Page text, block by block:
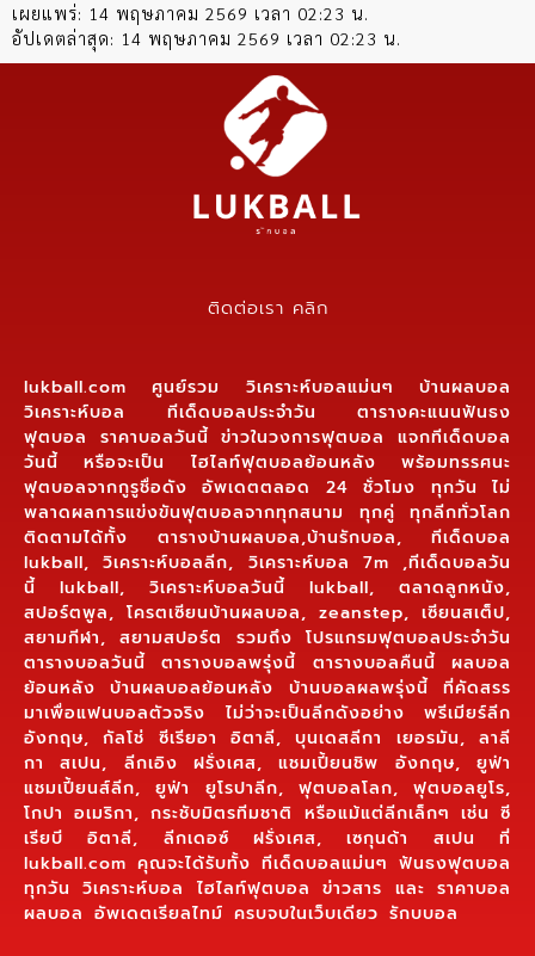
เผยแพร่: 14 พฤษภาคม 2569 เวลา 02:23 น.
อัปเดตล่าสุด: 14 พฤษภาคม 2569 เวลา 02:23 น.
ติดต่อเรา คลิก
lukball.com ศูนย์รวม วิเคราะห์บอลแม่นๆ บ้านผลบอล
วิเคราะห์บอล ทีเด็ดบอลประจำวัน ตารางคะแนนฟันธง
ฟุตบอล ราคาบอลวันนี้ ข่าวในวงการฟุตบอล แจกทีเด็ดบอล
วันนี้ หรือจะเป็น ไฮไลท์ฟุตบอลย้อนหลัง พร้อมทรรศนะ
ฟุตบอลจากกูรูชื่อดัง อัพเดตตลอด 24 ชั่วโมง ทุกวัน ไม่
พลาดผลการแข่งขันฟุตบอลจากทุกสนาม ทุกคู่ ทุกลีกทั่วโลก
ติดตามได้ทั้ง ตารางบ้านผลบอล,บ้านรักบอล, ทีเด็ดบอล
lukball, วิเคราะห์บอลลีก, วิเคราะห์บอล 7m ,ทีเด็ดบอลวัน
นี้ lukball, วิเคราะห์บอลวันนี้ lukball, ตลาดลูกหนัง,
สปอร์ตพูล, โครตเซียนบ้านผลบอล, zeanstep, เซียนสเต็ป,
สยามกีฬา, สยามสปอร์ต รวมถึง โปรแกรมฟุตบอลประจำวัน
ตารางบอลวันนี้ ตารางบอลพรุ่งนี้ ตารางบอลคืนนี้ ผลบอล
ย้อนหลัง บ้านผลบอลย้อนหลัง บ้านบอลผลพรุ่งนี้ ที่คัดสรร
มาเพื่อแฟนบอลตัวจริง ไม่ว่าจะเป็นลีกดังอย่าง พรีเมียร์ลีก
อังกฤษ, กัลโช่ ซีเรียอา อิตาลี, บุนเดสลีกา เยอรมัน, ลาลี
กา สเปน, ลีกเอิง ฝรั่งเศส, แชมเปี้ยนชิพ อังกฤษ, ยูฟ่า
แชมเปี้ยนส์ลีก, ยูฟ่า ยูโรปาลีก, ฟุตบอลโลก, ฟุตบอลยูโร,
โกปา อเมริกา, กระชับมิตรทีมชาติ หรือแม้แต่ลีกเล็กๆ เช่น ซี
เรียบี อิตาลี, ลีกเดอซ์ ฝรั่งเศส, เซกุนด้า สเปน ที่
lukball.com คุณจะได้รับทั้ง ทีเด็ดบอลแม่นๆ ฟันธงฟุตบอล
ทุกวัน วิเคราะห์บอล ไฮไลท์ฟุตบอล ข่าวสาร และ ราคาบอล
ผลบอล อัพเดตเรียลไทม์ ครบจบในเว็บเดียว รักบบอล